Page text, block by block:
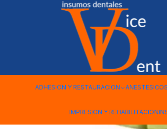
ADHESION Y RESTAURACION
IMPRESION Y REHABILITACION
FRESAS Y PULIDO DIAGLOSS X1 ALTO